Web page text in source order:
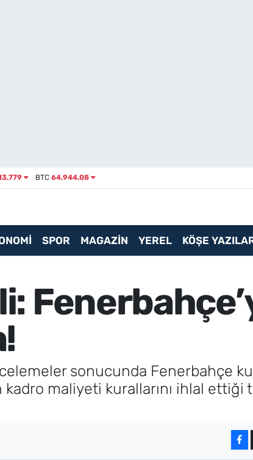
BTC 64.944,08
SPOR MAGAZİN YEREL KÖŞE
sonucunda Fenerbahçe
kadro maliyeti kurallarını ihlal